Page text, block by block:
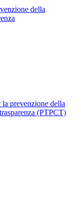
della
prevenzione della
(PTPCT)